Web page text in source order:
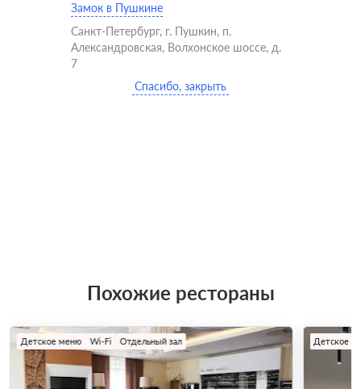
Замок в Пушкине
Санкт-Петербург, г. Пушкин, п.
Александровская, Волхонское шоссе, д.
7
Спасибо, закрыть
Похожие рестораны
Детское меню Wi-Fi Отдельный зал Детское